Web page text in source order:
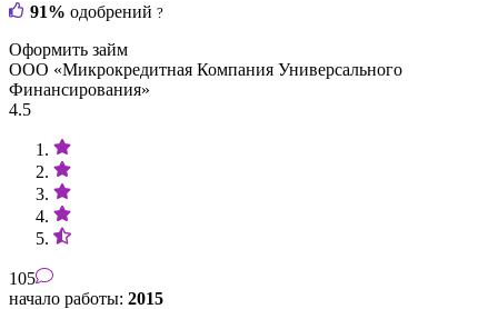
91% одобрений ?
Оформить займ
ООО «Микрокредитная Компания Универсального
Финансирования»
4.5
105
начало работы: 2015